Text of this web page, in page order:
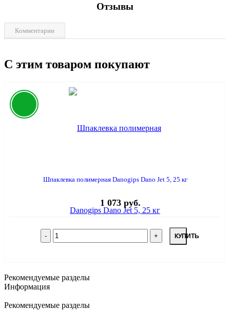
Отзывы
Комментарии
С этим товаром покупают
Шпаклевка полимерная Danogips Dano Jet 5, 25 кг
1 073 руб.
КУПИТЬ
Рекомендуемые разделы
Информация
Рекомендуемые разделы